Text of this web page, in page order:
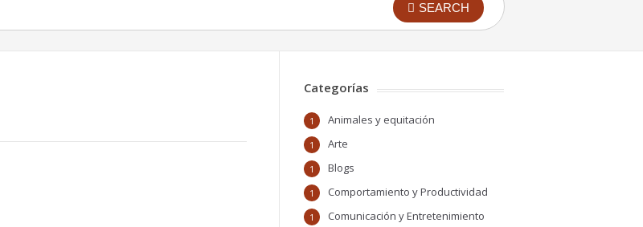
SEARCH
Categorías
Animales y equitación
1
Arte
1
Blogs
1
Comportamiento y Productividad
1
Comunicación y Entretenimiento
1